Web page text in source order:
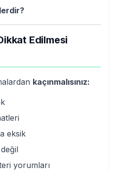
Edilmesi
kaçınmalısınız:
eksik
yorumları